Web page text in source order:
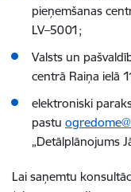
pieņemšanas
LV–5001;
Valsts un
centrā Raiņa ielā
elektroniski
pastu
„Detālplānojums
Lai saņemtu